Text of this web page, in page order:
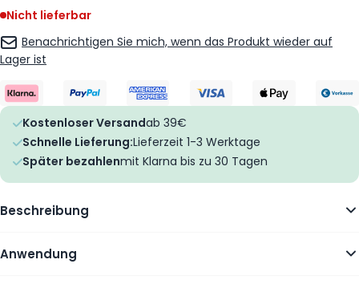
Nicht lieferbar
Benachrichtigen Sie mich, wenn das Produkt wieder auf
Lager ist
Kostenloser Versandab 39€
Schnelle Lieferung:Lieferzeit 1-3 Werktage
Später bezahlenmit Klarna bis zu 30 Tagen
Beschreibung
Anwendung